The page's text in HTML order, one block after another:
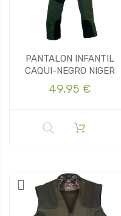
PANTALON INFANTIL
CAQUI-NEGRO NIGER
49,95 €